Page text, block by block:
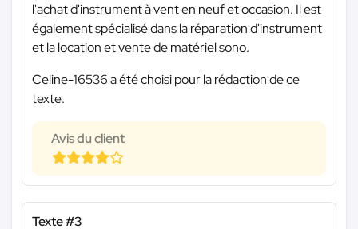
l'achat d'instrument à vent en neuf et occasion. Il est
également spécialisé dans la réparation d'instrument
et la location et vente de matériel sono.
Celine-16536 a été choisi pour la rédaction de ce
texte.
Avis du client
Texte #3